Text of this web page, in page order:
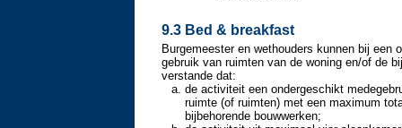
9.3 Bed & breakfast
Burgemeester en wethouders kunnen bij een
gebruik van ruimten van de woning en/of de
verstande dat:
de activiteit een ondergeschikt
ruimte (of ruimten) met een maximum
bijbehorende bouwwerken;